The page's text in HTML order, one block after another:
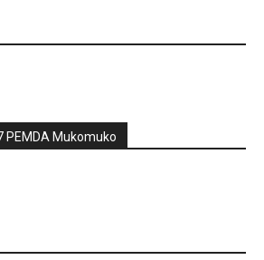
PEMDA Mukomuko